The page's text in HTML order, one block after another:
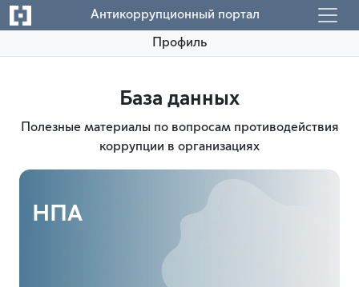
Антикоррупционный портал
Профиль
База данных
Полезные материалы по вопросам противодействия
коррупции в организациях
НПА